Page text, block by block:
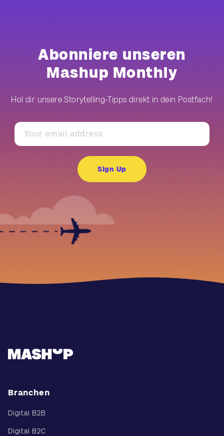
Abonniere unseren
Mashup Monthly
Hol dir unsere Storytelling-Tipps direkt in dein Postfach!
Branchen
Digital B2B
Digital B2C